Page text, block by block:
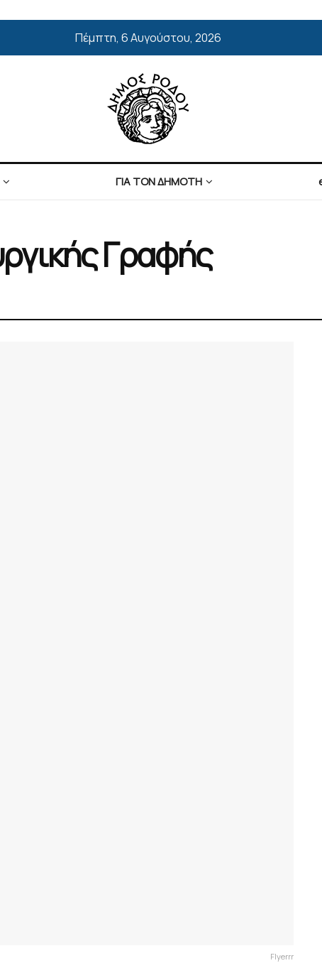
Πέμπτη, 6 Αυγούστου, 2026
ΓΙΑ ΤΟΝ ΔΗΜΟΤΗ
Γραφής
Flyerrr